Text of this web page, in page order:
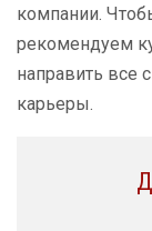
компании.
рекомендуем
направить все
карьеры.